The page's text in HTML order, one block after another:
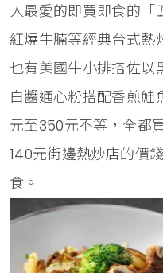
人最愛的即買即食的「
紅燒牛腩等經典台式熱
也有美國牛小排搭佐以
白醬通心粉搭配香煎
元至350元不等，全都
140元街邊熱炒店的價
食。